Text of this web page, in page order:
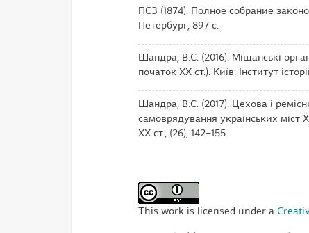
ПСЗ (1874). Полное собрание
Петербург, 897 с.
Шандра, В.С. (2016). Міщанські
початок ХХ ст.). Київ: Інститут
Шандра, В.С. (2017). Цехова і
самоврядування українських міст
ХХ ст., (26), 142–155.
This work is licensed under a